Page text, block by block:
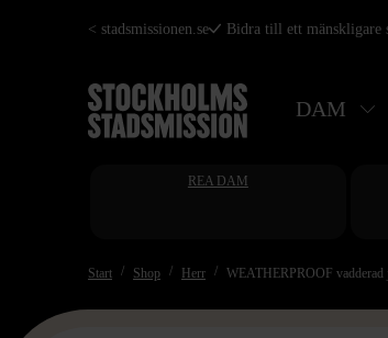
Hoppa
huvudinnehåll
< stadsmissionen.se Bidra till ett mänskligare
DAM
REA DAM
Start Shop Herr WEATHERPROOF vadderad